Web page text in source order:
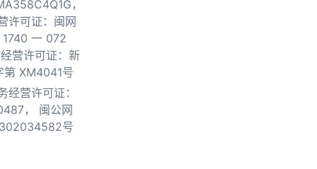
，
许可证：闽网
一 072
营许可证：新
第 XM4041号
经营许可证：
，
闽公网
号